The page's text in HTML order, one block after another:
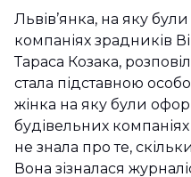
Львів’янка, на яку
компаніях зрадників
Тараса Козака,
стала підставною
жінка на яку були
будівельних компаніях
не знала про те,
Вона зізналася